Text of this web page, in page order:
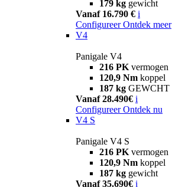
179 kg gewicht
Vanaf 16.790 € i
Configureer Ontdek meer
V4
Panigale V4
216 PK vermogen
120,9 Nm koppel
187 kg GEWCHT
Vanaf 28.490€ i
Configureer Ontdek nu
V4 S
Panigale V4 S
216 PK vermogen
120,9 Nm koppel
187 kg gewicht
Vanaf 35.690€ i